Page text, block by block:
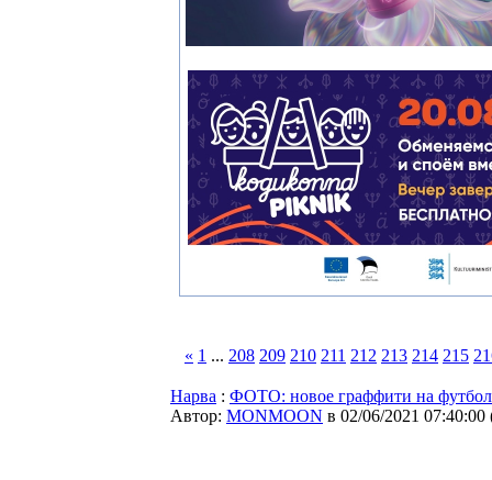
« 1 ... 208 209 210 211 212 213 214 215
Нарва : ФОТО: новое граффити на
Автор: MONMOON в 02/06/2021 07:40:00